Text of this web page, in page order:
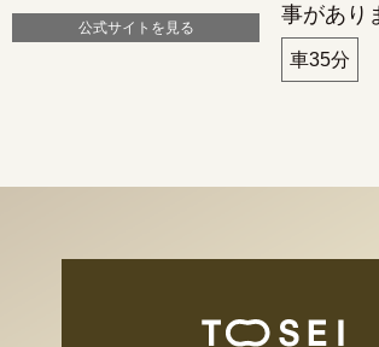
公式サイトを見る
事があり
車35分